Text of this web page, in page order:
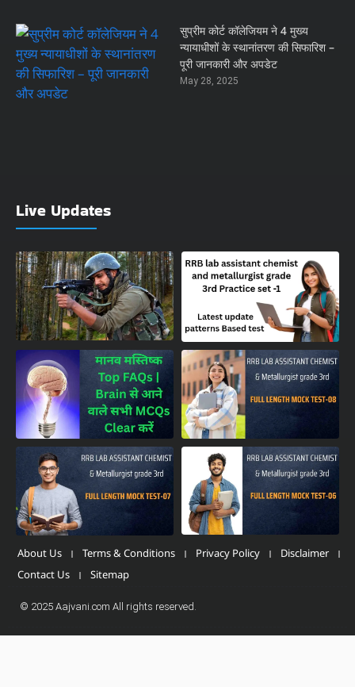
सुप्रीम कोर्ट कॉलेजियम ने 4 मुख्य
न्यायाधीशों के स्थानांतरण की सिफारिश –
पूरी जानकारी और अपडेट
May 28, 2025
Live Updates
About Us Terms & Conditions Privacy Policy
Disclaimer
Contact Us
Sitemap
© 2025 Aajvani.com All rights reserved.